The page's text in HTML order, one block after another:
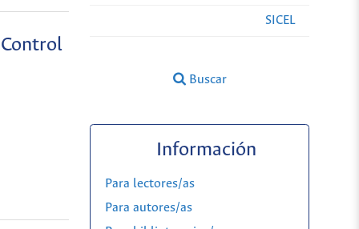
SICEL
Buscar
Información
Para lectores/as
Para autores/as